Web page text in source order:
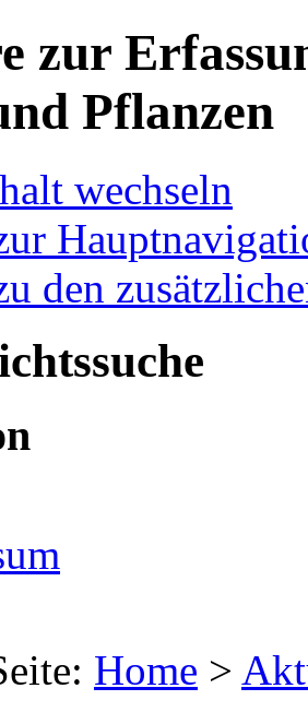
zur
Pflanzen
wechseln
den
Home >